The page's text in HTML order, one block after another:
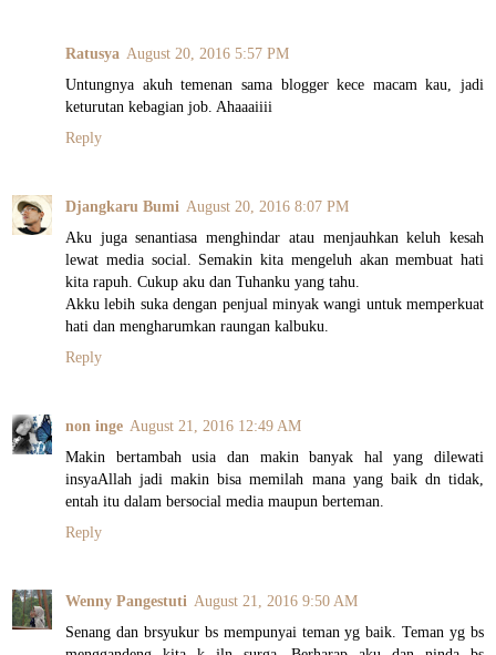
Ratusya August 20, 2016 5:57 PM
Untungnya akuh temenan sama blogger kece macam kau, jadi
keturutan kebagian job. Ahaaaiiii
Reply
Djangkaru Bumi August 20, 2016 8:07 PM
Aku juga senantiasa menghindar atau menjauhkan keluh kesah
lewat media social. Semakin kita mengeluh akan membuat hati
kita rapuh. Cukup aku dan Tuhanku yang tahu.
Akku lebih suka dengan penjual minyak wangi untuk memperkuat
hati dan mengharumkan raungan kalbuku.
Reply
non inge August 21, 2016 12:49 AM
Makin bertambah usia dan makin banyak hal yang dilewati
insyaAllah jadi makin bisa memilah mana yang baik dn tidak,
entah itu dalam bersocial media maupun berteman.
Reply
Wenny Pangestuti August 21, 2016 9:50 AM
Senang dan brsyukur bs mempunyai teman yg baik. Teman yg bs